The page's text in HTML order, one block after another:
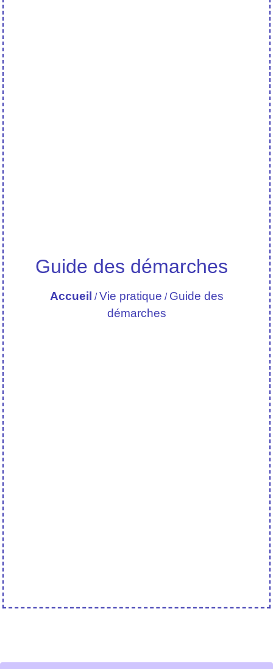
Guide des démarches
Accueil /Vie pratique / Guide des
démarches